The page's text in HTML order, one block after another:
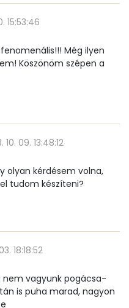
0 micro
0 mg
59 micro
75 mg
0 mg
91 mg
15:53:46
Még ilyen
Köszönöm szépen a
10. 09. 13:48:12
olyan kérdésem volna,
tudom készíteni?
18:18:52
nem vagyunk pogácsa-
is puha marad, nagyon